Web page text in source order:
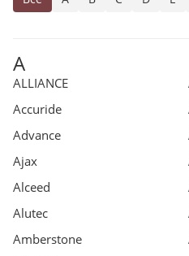
A
ALLIANCE
Accuride
Advance
Ajax
Alceed
Alutec
Amberstone